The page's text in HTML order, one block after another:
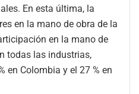
En esta última, la
en la mano de obra de la
en la mano de
todas las industrias,
en Colombia y el 27 % en